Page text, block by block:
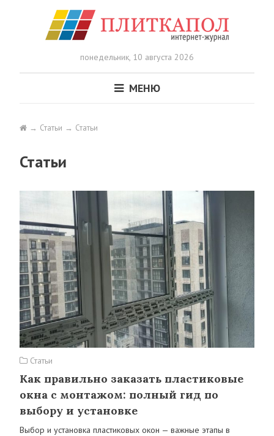
понедельник, 10 августа 2026
МЕНЮ
Статьи Статьи
Статьи
Статьи
Как правильно заказать пластиковые
окна с монтажом: полный гид по
выбору и установке
Выбор и установка пластиковых окон — важные этапы в